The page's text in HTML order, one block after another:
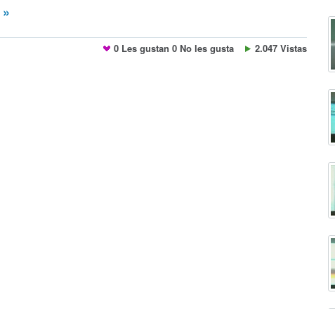
»
2.047 Vistas
0 Les gustan 0 No les gusta